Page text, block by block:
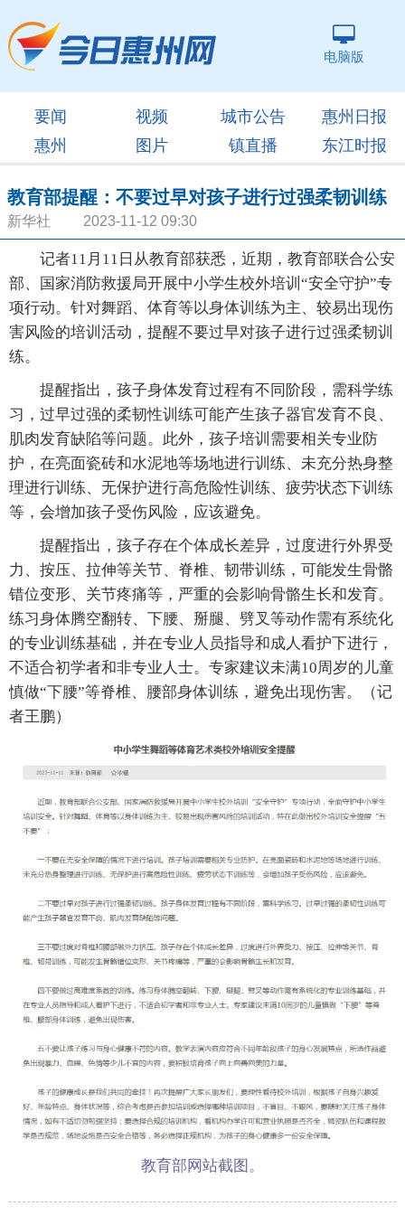
电脑版
要闻 视频 城市公告
惠州日报
惠州
图片 镇直播 东江时报
教育部提醒：不要过早对孩子进行过强柔韧训练
新华社 2023-11-12 09:30
记者11月11日从教育部获悉，近期，教育部联合公安
部、国家消防救援局开展中小学生校外培训“安全守护”专
项行动。针对舞蹈、体育等以身体训练为主、较易出现伤
害风险的培训活动，提醒不要过早对孩子进行过强柔韧训
练。
提醒指出，孩子身体发育过程有不同阶段，需科学练
习，过早过强的柔韧性训练可能产生孩子器官发育不良、
肌肉发育缺陷等问题。此外，孩子培训需要相关专业防
护，在亮面瓷砖和水泥地等场地进行训练、未充分热身整
理进行训练、无保护进行高危险性训练、疲劳状态下训练
等，会增加孩子受伤风险，应该避免。
提醒指出，孩子存在个体成长差异，过度进行外界受
力、按压、拉伸等关节、脊椎、韧带训练，可能发生骨骼
错位变形、关节疼痛等，严重的会影响骨骼生长和发育。
练习身体腾空翻转、下腰、掰腿、劈叉等动作需有系统化
的专业训练基础，并在专业人员指导和成人看护下进行，
不适合初学者和非专业人士。专家建议未满10周岁的儿童
慎做“下腰”等脊椎、腰部身体训练，避免出现伤害。（记
者王鹏）
教育部网站截图。